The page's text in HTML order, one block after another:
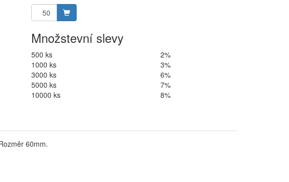
Množstevní slevy
500 ks
2%
1000 ks
3%
3000 ks
6%
5000 ks
7%
10000 ks
8%
60mm.